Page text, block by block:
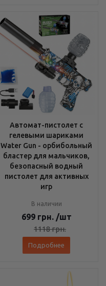
Автомат-пистолет с
гелевыми шариками
Water Gun - орбибольный
бластер для мальчиков,
безопасный водный
пистолет для активных
игр
В наличии
699 грн. /шт
1118грн.
Подробнее